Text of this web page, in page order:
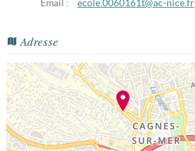
Email : ecole.0060161t@ac-nice.fr
Adresse